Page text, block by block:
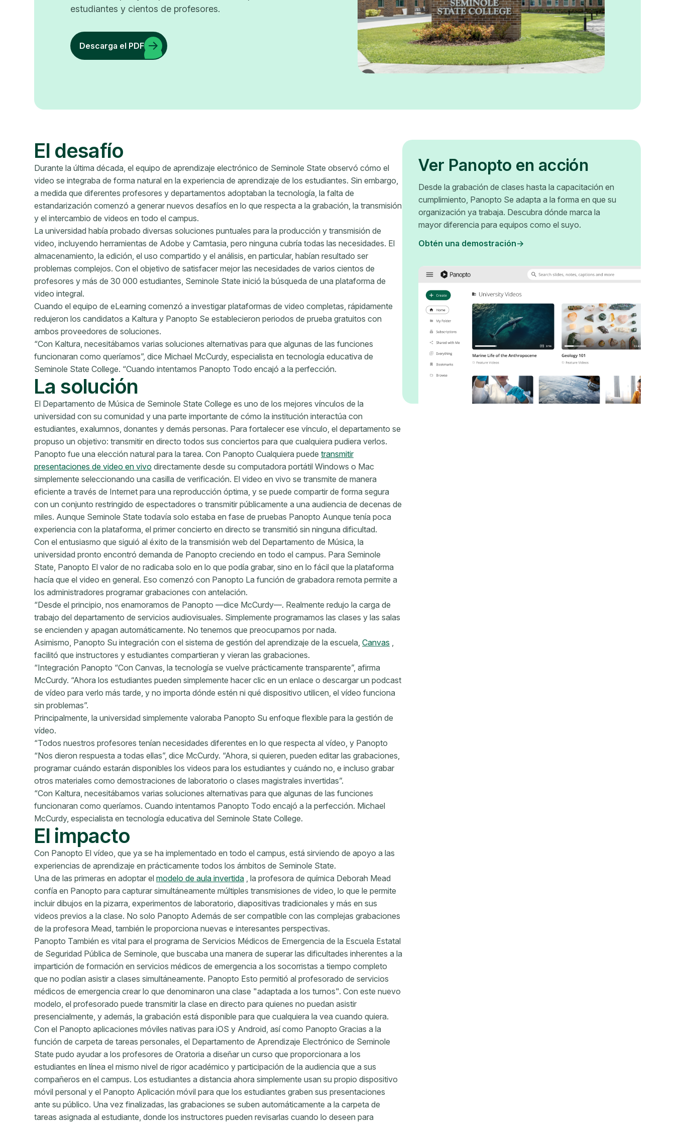
estudiantes y cientos de profesores.
Descarga el PDF
El desafío
Durante la última década, el equipo de aprendizaje electrónico de Seminole State observó cómo el
video se integraba de forma natural en la experiencia de aprendizaje de los estudiantes. Sin embargo,
a medida que diferentes profesores y departamentos adoptaban la tecnología, la falta de
estandarización comenzó a generar nuevos desafíos en lo que respecta a la grabación, la transmisión
y el intercambio de videos en todo el campus.
La universidad había probado diversas soluciones puntuales para la producción y transmisión de
video, incluyendo herramientas de Adobe y Camtasia, pero ninguna cubría todas las necesidades. El
almacenamiento, la edición, el uso compartido y el análisis, en particular, habían resultado ser
problemas complejos. Con el objetivo de satisfacer mejor las necesidades de varios cientos de
profesores y más de 30 000 estudiantes, Seminole State inició la búsqueda de una plataforma de
video integral.
Cuando el equipo de eLearning comenzó a investigar plataformas de video completas, rápidamente
redujeron los candidatos a Kaltura y Panopto Se establecieron periodos de prueba gratuitos con
ambos proveedores de soluciones.
“Con Kaltura, necesitábamos varias soluciones alternativas para que algunas de las funciones
funcionaran como queríamos”, dice Michael McCurdy, especialista en tecnología educativa de
Seminole State College. “Cuando intentamos Panopto Todo encajó a la perfección.
La solución
El Departamento de Música de Seminole State College es uno de los mejores vínculos de la
universidad con su comunidad y una parte importante de cómo la institución interactúa con
estudiantes, exalumnos, donantes y demás personas. Para fortalecer ese vínculo, el departamento se
propuso un objetivo: transmitir en directo todos sus conciertos para que cualquiera pudiera verlos.
Panopto fue una elección natural para la tarea. Con Panopto Cualquiera puede transmitir
presentaciones de video en vivo directamente desde su computadora portátil Windows o Mac
simplemente seleccionando una casilla de verificación. El video en vivo se transmite de manera
eficiente a través de Internet para una reproducción óptima, y ​​se puede compartir de forma segura
con un conjunto restringido de espectadores o transmitir públicamente a una audiencia de decenas de
miles. Aunque Seminole State todavía solo estaba en fase de pruebas Panopto Aunque tenía poca
experiencia con la plataforma, el primer concierto en directo se transmitió sin ninguna dificultad.
Con el entusiasmo que siguió al éxito de la transmisión web del Departamento de Música, la
universidad pronto encontró demanda de Panopto creciendo en todo el campus. Para Seminole
State, Panopto El valor de no radicaba solo en lo que podía grabar, sino en lo fácil que la plataforma
hacía que el video en general. Eso comenzó con Panopto La función de grabadora remota permite a
los administradores programar grabaciones con antelación.
“Desde el principio, nos enamoramos de Panopto —dice McCurdy—. Realmente redujo la carga de
trabajo del departamento de servicios audiovisuales. Simplemente programamos las clases y las salas
se encienden y apagan automáticamente. No tenemos que preocuparnos por nada.
Asimismo, Panopto Su integración con el sistema de gestión del aprendizaje de la escuela, Canvas ,
facilitó que instructores y estudiantes compartieran y vieran las grabaciones.
“Integración Panopto “Con Canvas, la tecnología se vuelve prácticamente transparente”, afirma
McCurdy. “Ahora los estudiantes pueden simplemente hacer clic en un enlace o descargar un podcast
de vídeo para verlo más tarde, y no importa dónde estén ni qué dispositivo utilicen, el vídeo funciona
sin problemas”.
Principalmente, la universidad simplemente valoraba Panopto Su enfoque flexible para la gestión de
vídeo.
“Todos nuestros profesores tenían necesidades diferentes en lo que respecta al vídeo, y Panopto
“Nos dieron respuesta a todas ellas”, dice McCurdy. “Ahora, si quieren, pueden editar las grabaciones,
programar cuándo estarán disponibles los videos para los estudiantes y cuándo no, e incluso grabar
otros materiales como demostraciones de laboratorio o clases magistrales invertidas”.
“Con Kaltura, necesitábamos varias soluciones alternativas para que algunas de las funciones
funcionaran como queríamos. Cuando intentamos Panopto Todo encajó a la perfección. Michael
McCurdy, especialista en tecnología educativa del Seminole State College.
El impacto
Con Panopto El vídeo, que ya se ha implementado en todo el campus, está sirviendo de apoyo a las
experiencias de aprendizaje en prácticamente todos los ámbitos de Seminole State.
Una de las primeras en adoptar el modelo de aula invertida , la profesora de química Deborah Mead
confía en Panopto para capturar simultáneamente múltiples transmisiones de video, lo que le permite
incluir dibujos en la pizarra, experimentos de laboratorio, diapositivas tradicionales y más en sus
videos previos a la clase. No solo Panopto Además de ser compatible con las complejas grabaciones
de la profesora Mead, también le proporciona nuevas e interesantes perspectivas.
Panopto También es vital para el programa de Servicios Médicos de Emergencia de la Escuela Estatal
de Seguridad Pública de Seminole, que buscaba una manera de superar las dificultades inherentes a la
impartición de formación en servicios médicos de emergencia a los socorristas a tiempo completo
que no podían asistir a clases simultáneamente. Panopto Esto permitió al profesorado de servicios
médicos de emergencia crear lo que denominaron una clase "adaptada a los turnos". Con este nuevo
modelo, el profesorado puede transmitir la clase en directo para quienes no puedan asistir
presencialmente, y además, la grabación está disponible para que cualquiera la vea cuando quiera.
Con el Panopto aplicaciones móviles nativas para iOS y Android, así como Panopto Gracias a la
función de carpeta de tareas personales, el Departamento de Aprendizaje Electrónico de Seminole
State pudo ayudar a los profesores de Oratoria a diseñar un curso que proporcionara a los
estudiantes en línea el mismo nivel de rigor académico y participación de la audiencia que a sus
compañeros en el campus. Los estudiantes a distancia ahora simplemente usan su propio dispositivo
móvil personal y el Panopto Aplicación móvil para que los estudiantes graben sus presentaciones
ante su público. Una vez finalizadas, las grabaciones se suben automáticamente a la carpeta de
tareas asignada al estudiante, donde los instructores pueden revisarlas cuando lo deseen para
Ver Panopto en acción
Desde la grabación de clases hasta la capacitación en
cumplimiento, Panopto Se adapta a la forma en que su
organización ya trabaja. Descubra dónde marca la
mayor diferencia para equipos como el suyo.
Obtén una demostración